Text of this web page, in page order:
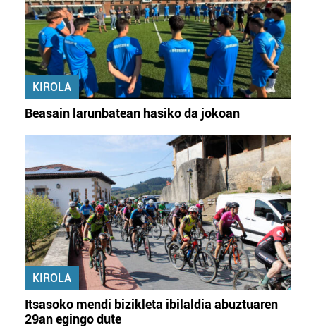
KIROLA
Beasain larunbatean hasiko da jokoan
KIROLA
Itsasoko mendi bizikleta ibilaldia abuztuaren
29an egingo dute